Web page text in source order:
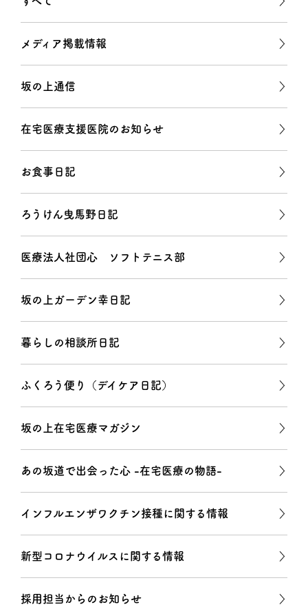
メディア掲載情報
坂の上通信
在宅医療支援医院のお知らせ
お食事日記
ろうけん曳馬野日記
医療法人社団心 ソフトテニス部
坂の上ガーデン幸日記
暮らしの相談所日記
ふくろう便り（デイケア日記）
坂の上在宅医療マガジン
あの坂道で出会った心 -在宅医療の物語-
インフルエンザワクチン接種に関する情報
新型コロナウイルスに関する情報
採用担当からのお知らせ